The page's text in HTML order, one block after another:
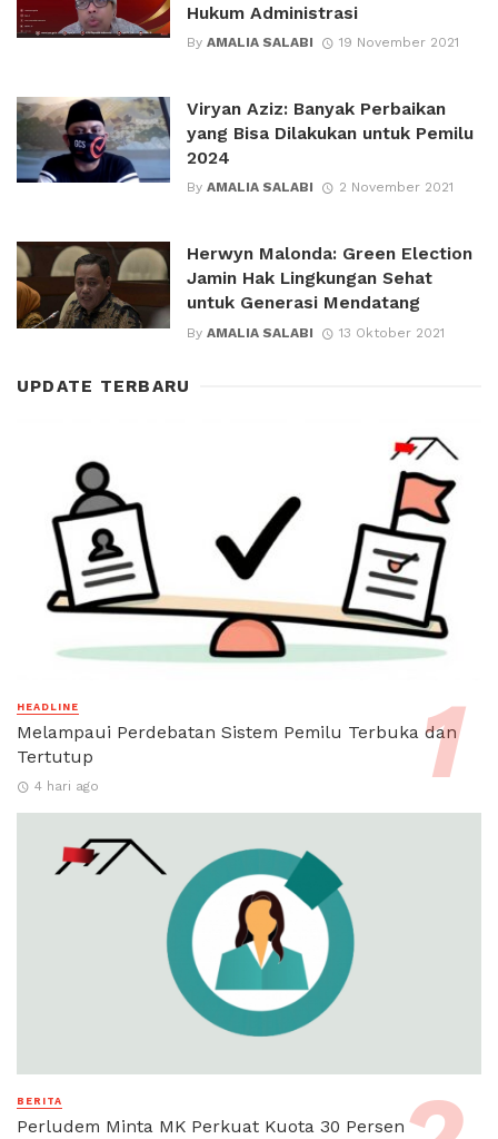
Hukum Administrasi
By AMALIA SALABI 19 November 2021
Viryan Aziz: Banyak Perbaikan
yang Bisa Dilakukan untuk Pemilu
2024
By AMALIA SALABI 2 November 2021
Herwyn Malonda: Green Election
Jamin Hak Lingkungan Sehat
untuk Generasi Mendatang
By AMALIA SALABI 13 Oktober 2021
UPDATE TERBARU
HEADLINE
Melampaui Perdebatan Sistem Pemilu Terbuka dan
Tertutup
4 hari ago
BERITA
Perludem Minta MK Perkuat Kuota 30 Persen